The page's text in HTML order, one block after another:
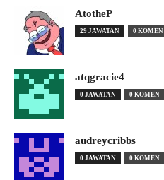
AtotheP
29 JAWATAN 0 KOMEN
atqgracie4
0 JAWATAN 0 KOMEN
audreycribbs
0 JAWATAN 0 KOMEN